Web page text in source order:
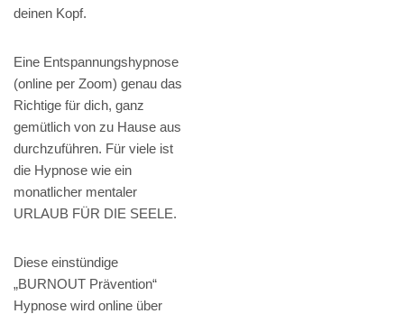
deinen Kopf.
Eine Entspannungshypnose
(online per Zoom) genau das
Richtige für dich, ganz
gemütlich von zu Hause aus
durchzuführen. Für viele ist
die Hypnose wie ein
monatlicher mentaler
URLAUB FÜR DIE SEELE.
Diese einstündige
„BURNOUT Prävention“
Hypnose wird online über